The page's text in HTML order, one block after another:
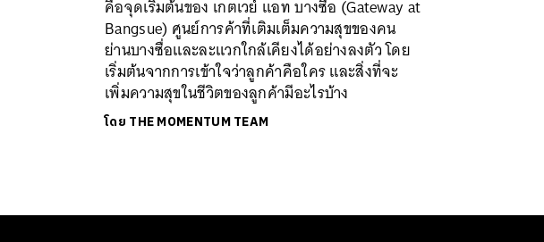
คือจุดเริ่มต้นของ เกตเวย์ แอท บางซื่อ (Gateway at
Bangsue) ศูนย์การค้าที่เติมเต็มความสุขของคน
ย่านบางซื่อและละแวกใกล้เคียงได้อย่างลงตัว โดย
เริ่มต้นจากการเข้าใจว่าลูกค้าคือใคร และสิ่งที่จะ
เพิ่มความสุขในชีวิตของลูกค้ามีอะไรบ้าง
โดย THE MOMENTUM TEAM